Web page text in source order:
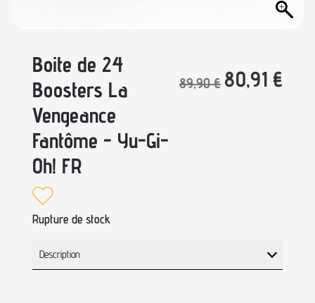
Boite de 24
Boosters La
Vengeance
Fantôme - Yu-Gi-
Oh! FR
80,91 €
89,90€
Rupture de stock
Description